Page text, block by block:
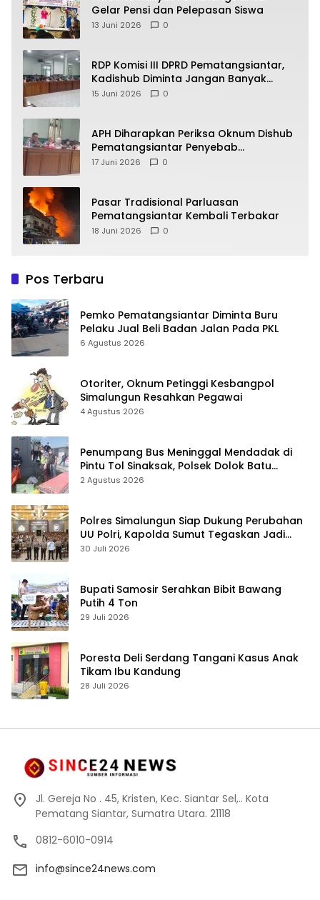
Gelar Pensi dan Pelepasan Siswa
13 Juni 2026 0
RDP Komisi III DPRD Pematangsiantar,
Kadishub Diminta Jangan Banyak
Alasan
15 Juni 2026 0
APH Diharapkan Periksa Oknum Dishub
Pematangsiantar Penyebab
Kebocoran PAD Retribusi Parkir
17 Juni 2026 0
Pasar Tradisional Parluasan
Pematangsiantar Kembali Terbakar
18 Juni 2026 0
Pos Terbaru
Pemko Pematangsiantar Diminta Buru
Pelaku Jual Beli Badan Jalan Pada PKL
6 Agustus 2026
Otoriter, Oknum Petinggi Kesbangpol
Simalungun Resahkan Pegawai
4 Agustus 2026
Penumpang Bus Meninggal Mendadak di
Pintu Tol Sinaksak, Polsek Dolok Batu
Nanggar Gerak Cepat Olah TKP
2 Agustus 2026
Polres Simalungun Siap Dukung Perubahan
UU Polri, Kapolda Sumut Tegaskan Jadi
Fondasi Penguatan Profesionalisme dan
30 Juli 2026
Bupati Samosir Serahkan Bibit Bawang
Putih 4 Ton
29 Juli 2026
Poresta Deli Serdang Tangani Kasus Anak
Tikam Ibu Kandung
28 Juli 2026
Jl. Gereja No . 45, Kristen, Kec. Siantar Sel,.. Kota
Pematang Siantar, Sumatra Utara. 21118
0812-6010-0914
info@since24news.com